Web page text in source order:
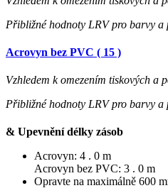
Přibližné hodnoty LRV pro barvy a
Acrovyn bez PVC ( 15 )
Vzhledem k omezením tiskových a
Přibližné hodnoty LRV pro barvy a
& Upevnění délky zásob
Acrovyn: 4 . 0 m
Acrovyn bez PVC: 3 . 0 m
Opravte na maximálně 600